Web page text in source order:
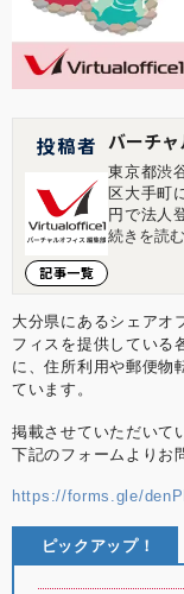
投稿者
記事一覧
バーチ
東京都渋
区大手町
円で法人
ができる
ビル8B
区神田神
広島店 広
続きを読む
大分県にあるシェアオ
フィスを提供している
に、住所利用や郵便物
ています。
掲載させていただいて
下記のフォームよりお
https://forms.gle/
ピックアップ！